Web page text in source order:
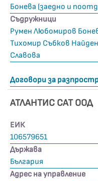
Бонева (заедно и
Съдружници
Румен Любомиров
Тихомир Събков
Славова
Договори за
АТЛАНТИС САТ ООД
ЕИК
106579651
Държава
България
Адрес на управление